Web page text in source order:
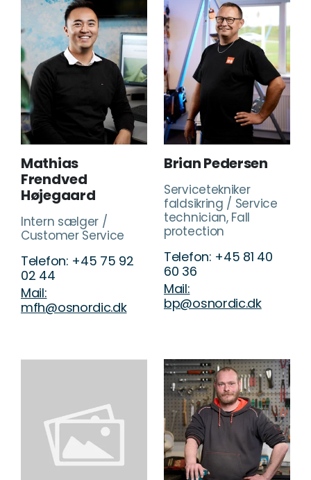
Mathias
Frendved
Højegaard
Intern sælger /
Customer Service
Telefon: +45 75 92
02 44
Mail:
mfh@osnordic.dk
Brian Pedersen
Servicetekniker
faldsikring / Service
technician, Fall
protection
Telefon: +45 81 40
60 36
Mail:
bp@osnordic.dk